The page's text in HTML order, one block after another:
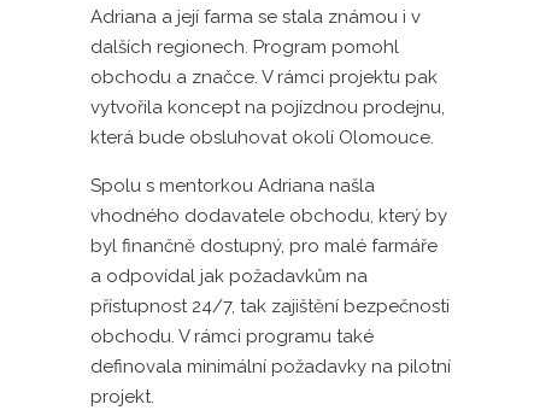
Adriana a její farma se stala známou i v
dalších regionech. Program pomohl
obchodu a značce. V rámci projektu pak
vytvořila koncept na pojízdnou prodejnu,
která bude obsluhovat okolí Olomouce.
Spolu s mentorkou Adriana našla
vhodného dodavatele obchodu, který by
byl finančně dostupný, pro malé farmáře
a odpovídal jak požadavkům na
přístupnost 24/7, tak zajištění bezpečnosti
obchodu. V rámci programu také
definovala minimální požadavky na pilotní
projekt.